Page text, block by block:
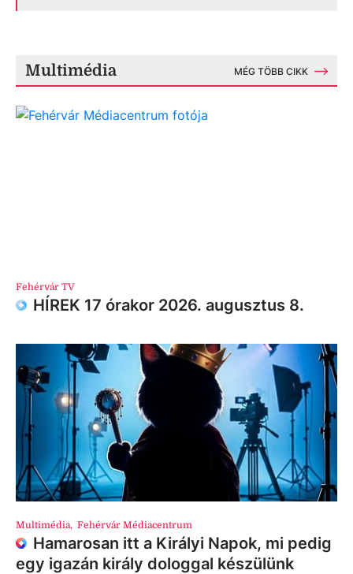
Multimédia MÉG TÖBB CIKK
Fehérvár TV
HÍREK 17 órakor 2026. augusztus 8.
Multimédia, Fehérvár Médiacentrum
Hamarosan itt a Királyi Napok, mi pedig
egy igazán király dologgal készülünk